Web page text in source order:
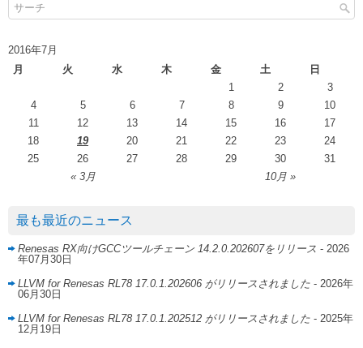
2016年7月
月
火 水 木 金 土 日
« 3月 10月 »
1 2
3
4
5 6 7 8 9
10
11
12 13 14 15 16
17
18
19 20 21 22 23
24
25
26 27 28 29 30 31
最も最近のニュース
Renesas RX向けGCCツールチェーン 14.2.0.202607をリリース - 2026
年07月30日
LLVM for Renesas RL78 17.0.1.202606 がリリースされました - 2026年
06月30日
LLVM for Renesas RL78 17.0.1.202512 がリリースされました - 2025年
12月19日